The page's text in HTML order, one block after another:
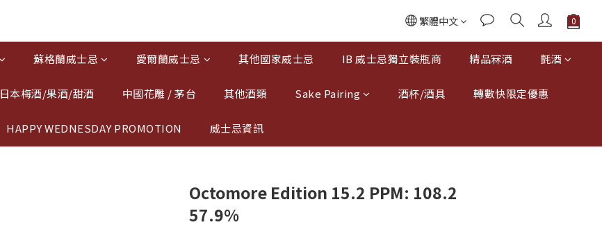
繁體中文
蘇格蘭威士忌 愛爾蘭威士忌 其他國家威士忌 IB 威士忌獨立裝瓶商 精品冧酒 氈酒
日本梅酒/果酒/甜酒 中國花雕 / 茅台 其他酒類 Sake Pairing 酒杯/酒具 轉數快限定優惠
HAPPY WEDNESDAY PROMOTION 威士忌資訊
Octomore Edition 15.2 PPM: 108.2
57.9%